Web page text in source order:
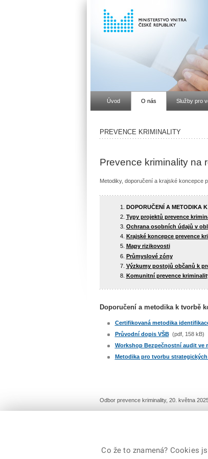
Úvod O nás Služby pro
PREVENCE KRIMINALITY
Prevence kriminality na
Metodiky, doporučení a krajské koncepce
DOPORUČENÍ A METODIKA
Typy projektů prevence
Ochrana osobních údajů v
Krajské koncepce prevence
Mapy rizikovosti
Průmyslové zóny
Výzkumy postojů občanů k
Komunitní prevence
Doporučení a metodika k tvorbě
Certifikovaná metodika
Průvodní dopis VŠB(pdf, 158 kB)
Workshop Bezpečnostní audit ve
Metodika pro tvorbu
Odbor prevence kriminality, 20. května
Co že to znamená? Cookies